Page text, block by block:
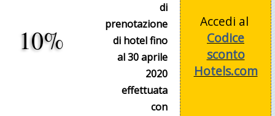
10%
di
prenotazione
di hotel fino
al 30 aprile
2020
effettuata
con
Accedi al
Codice
sconto
Hotels.com